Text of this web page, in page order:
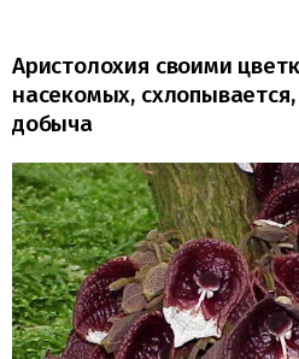
Аристолохия своими
насекомых,
добыча